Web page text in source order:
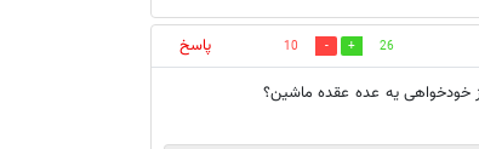
26
10
پاسخ
خودخواهی یه عده عقده ماشین؟